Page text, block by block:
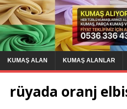
KUMAŞ ALAN KUMAŞ ALANLAR
rüyada oranj